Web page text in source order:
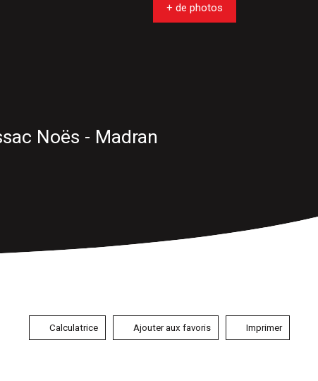
+ de photos
Noës - Madran
Calculatrice Ajouter aux favoris Imprimer